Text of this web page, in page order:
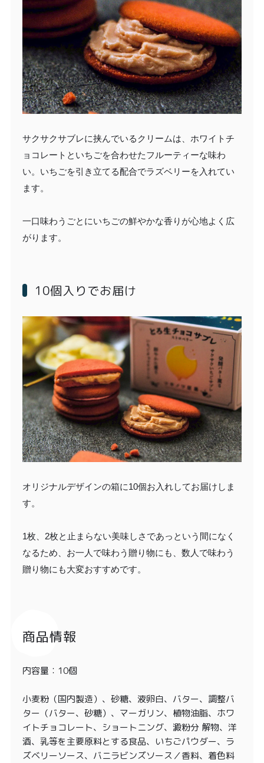
サクサクサブレに挟んでいるクリームは、ホワイトチ
ョコレートといちごを合わせたフルーティーな味わ
い。いちごを引き立てる配合でラズベリーを入れてい
ます。
一口味わうごとにいちごの鮮やかな香りが心地よく広
がります。
10個入りでお届け
オリジナルデザインの箱に10個お入れしてお届けしま
す。
1枚、2枚と止まらない美味しさであっという間になく
なるため、お一人で味わう贈り物にも、数人で味わう
贈り物にも大変おすすめです。
商品情報
内容量：10個
小麦粉（国内製造）、砂糖、液卵白、バター、調整バ
ター（バター、砂糖）、マーガリン、植物油脂、ホワ
イトチョコレート、ショートニング、澱粉分 解物、洋
酒、乳等を主要原料とする食品、いちごパウダー、ラ
ズベリーソース、バニラビンズソース／香料、着色料